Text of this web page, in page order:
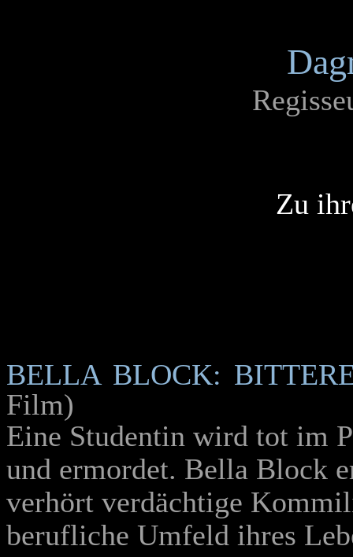
Zu
BELLA BLOCK:
Film)
Eine Studentin wird tot im
und ermordet. Bella Block
verhört verdächtige
berufliche Umfeld ihres